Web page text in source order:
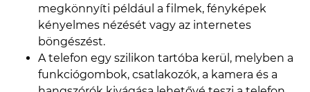
megkönnyíti például a filmek, fényképek
kényelmes nézését vagy az internetes
böngészést.
A telefon egy szilikon tartóba kerül, melyben a
funkciógombok, csatlakozók, a kamera és a